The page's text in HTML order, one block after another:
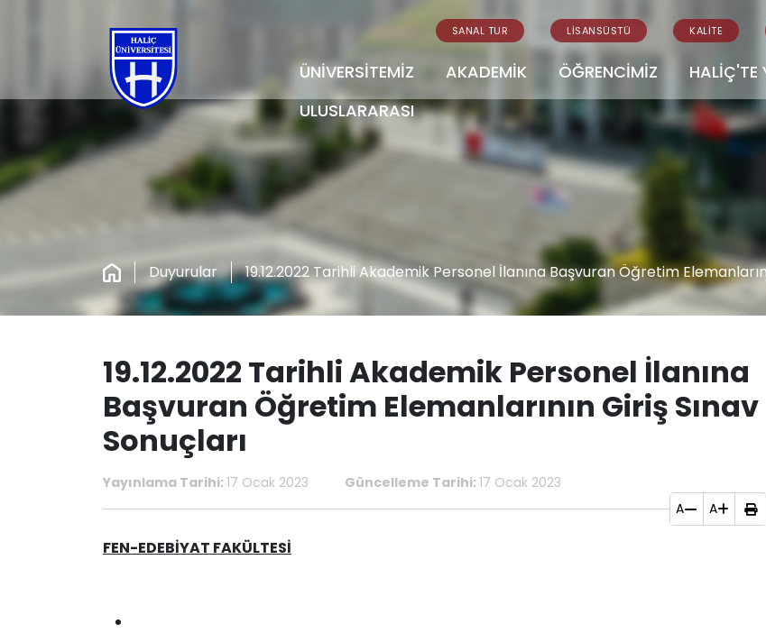
SANAL TUR LİSANSÜSTÜ KALİTE
ÜNİVERSİTEMİZ AKADEMİK ÖĞRENCİMİZ HALİÇ'TE
ULUSLARARASI
Duyurular 19.12.2022 Tarihli Akademik Personel İlanına Başvuran Öğretim
19.12.2022 Tarihli Akademik Personel İlanına
Başvuran Öğretim Elemanlarının Giriş Sınav
Sonuçları
Yayınlama Tarihi: 17 Ocak 2023 Güncelleme Tarihi: 17 Ocak 2023
A
A
​​​​​​​​​​​​​​​​FEN-EDEBİYAT FAKÜLTESİ